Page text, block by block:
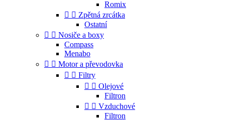
Romix
  Zpětná zrcátka
Ostatní
  Nosiče a boxy
Compass
Menabo
  Motor a převodovka
  Filtry
  Olejové
Filtron
  Vzduchové
Filtron